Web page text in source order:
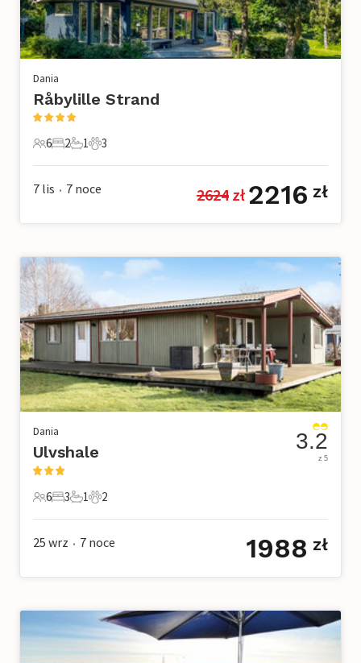
Dania
Råbylille Strand
6 Goście
6
2 Sypialnie
2
1 Łazienka
1
3 Zwierzęta domowe
3
7 lis • 7 noce 2624 zł 2216 zł
Dania
Ulvshale
6 Goście
6
3 Sypialnie
3
1 Łazienka
1
2 Zwierzęta domowe
2
3.2
z 5
25 wrz • 7 noce 1988 zł